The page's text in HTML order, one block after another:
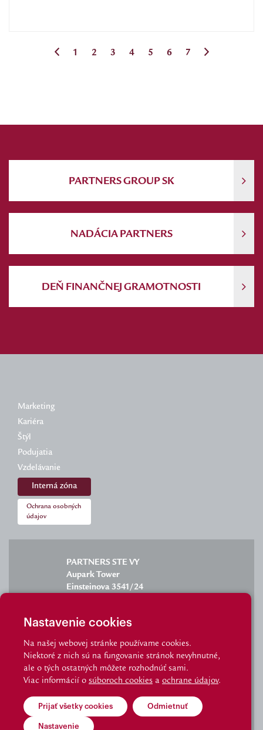
Nastavenie cookies
Na našej webovej stránke používame cookies.
Niektoré z nich sú na fungovanie stránok nevyhnutné,
ale o tých ostatných môžete rozhodnúť sami.
Viac informácií o súboroch cookies a ochrane údajov.
Prijať všetky cookies Odmietnuť
Nastavenie
1 2 3 4 5 6 7
PARTNERS GROUP SK
NADÁCIA PARTNERS
DEŇ FINANČNEJ GRAMOTNOSTI
Marketing
Kariéra
Štýl
Podujatia
Vzdelávanie
Interná zóna
Ochrana osobných
údajov
PARTNERS STE VY
Aupark Tower
Einsteinova 3541/24
info@partnersgroup.sk
tel.: 02/6280 2702
© Partnersgroup I Made by Visibility